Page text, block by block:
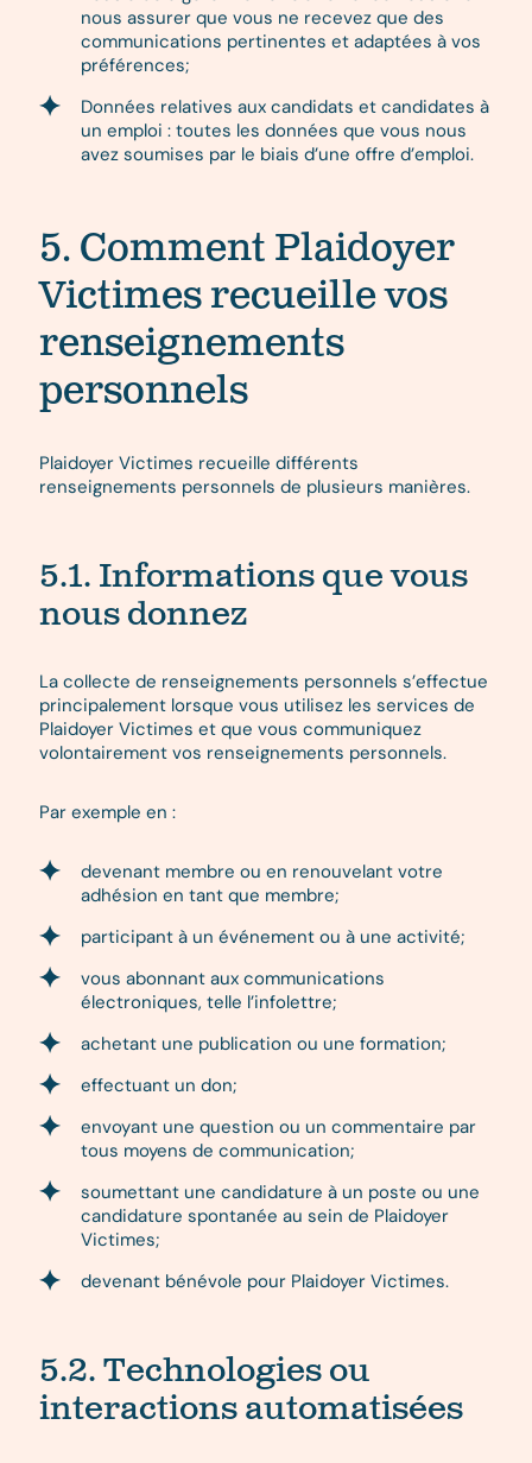
nous assurer que vous ne recevez que des
communications pertinentes et adaptées à vos
préférences;
Données relatives aux candidats et candidates à
un emploi : toutes les données que vous nous
avez soumises par le biais d’une offre d’emploi.
5. Comment Plaidoyer
Victimes recueille vos
renseignements
personnels
Plaidoyer Victimes recueille différents
renseignements personnels de plusieurs manières.
5.1. Informations que vous
nous donnez
La collecte de renseignements personnels s’effectue
principalement lorsque vous utilisez les services de
Plaidoyer Victimes et que vous communiquez
volontairement vos renseignements personnels.
Par exemple en :
devenant membre ou en renouvelant votre
adhésion en tant que membre;
participant à un événement ou à une activité;
vous abonnant aux communications
électroniques, telle l’infolettre;
achetant une publication ou une formation;
effectuant un don;
envoyant une question ou un commentaire par
tous moyens de communication;
soumettant une candidature à un poste ou une
candidature spontanée au sein de Plaidoyer
Victimes;
devenant bénévole pour Plaidoyer Victimes.
5.2. Technologies ou
interactions automatisées